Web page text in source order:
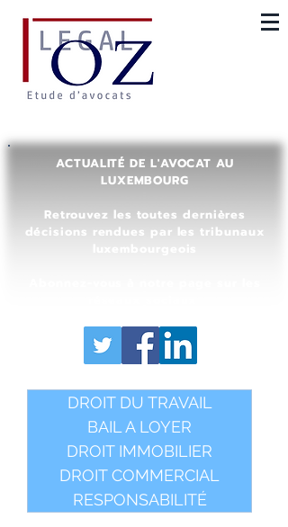
ACTUALITÉ DE L'AVOCAT AU
LUXEMBOURG
Retrouvez les toutes dernières
décisions rendues par les tribunaux
DROIT DU TRAVAIL
BAIL A LOYER
DROIT IMMOBILIER
DROIT COMMERCIAL
RESPONSABILITÉ